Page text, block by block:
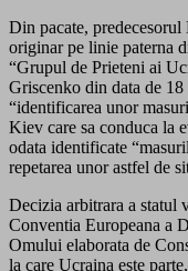
Din pacate,
originar pe linie paterna
“Grupul de Prieteni ai
Griscenko din data de
“identificarea unor
Kiev care sa conduca la
odata identificate
repetarea unor astfel de
Decizia arbitrara a statul
Conventia Europeana a
Omului elaborata de
la care Ucraina este